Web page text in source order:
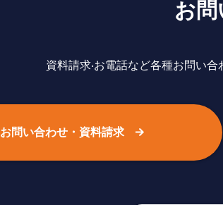
お
資料請求‧お電話など各種お問い
お問い合わせ・資料請求